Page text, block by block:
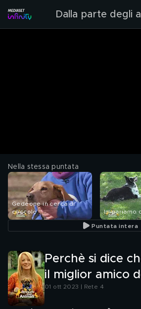
Dalla parte degli
Nella stessa puntata
Gedeone in cerca di
coccole
Impariamo
Puntata intera
Perchè si dice
il miglior amico
01 ott 2023 | Rete 4